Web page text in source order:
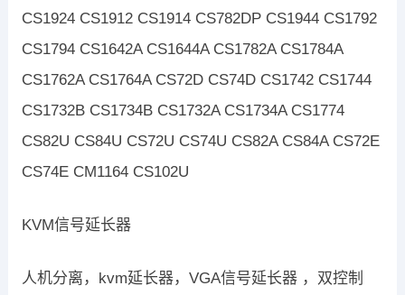
CS1924 CS1912 CS1914 CS782DP CS1944 CS1792
CS1794 CS1642A CS1644A CS1782A CS1784A
CS1762A CS1764A CS72D CS74D CS1742 CS1744
CS1732B CS1734B CS1732A CS1734A CS1774
CS82U CS84U CS72U CS74U CS82A CS84A CS72E
CS74E CM1164 CS102U
KVM信号延长器
人机分离，kvm延长器，VGA信号延长器 ，双控制